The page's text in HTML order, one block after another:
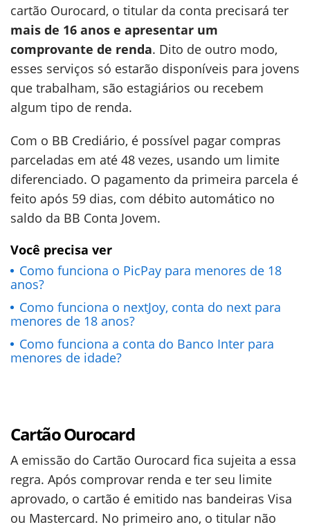
cartão Ourocard, o titular da conta precisará ter
mais de 16 anos e apresentar um
comprovante de renda. Dito de outro modo,
esses serviços só estarão disponíveis para jovens
que trabalham, são estagiários ou recebem
algum tipo de renda.
Com o BB Crediário, é possível pagar compras
parceladas em até 48 vezes, usando um limite
diferenciado. O pagamento da primeira parcela é
feito após 59 dias, com débito automático no
saldo da BB Conta Jovem.
Você precisa ver
Como funciona o PicPay para menores de 18
anos?
Como funciona o nextJoy, conta do next para
menores de 18 anos?
Como funciona a conta do Banco Inter para
menores de idade?
Cartão Ourocard
A emissão do Cartão Ourocard fica sujeita a essa
regra. Após comprovar renda e ter seu limite
aprovado, o cartão é emitido nas bandeiras Visa
ou Mastercard. No primeiro ano, o titular não